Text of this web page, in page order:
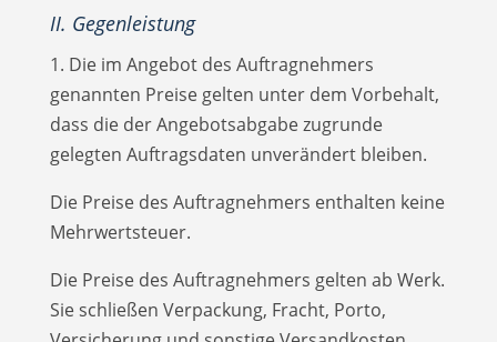
II. Gegenleistung
1. Die im Angebot des Auftragnehmers
genannten Preise gelten unter dem Vorbehalt,
dass die der Angebotsabgabe zugrunde
gelegten Auftrags­daten unverändert bleiben.
Die Preise des Auftragnehmers enthalten keine
Mehrwertsteuer.
Die Preise des Auftragnehmers gelten ab Werk.
Sie schließen Verpackung, Fracht, Porto,